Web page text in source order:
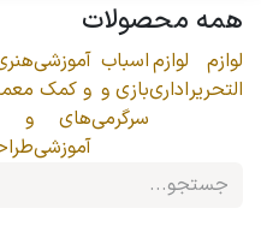
همه محصولات
لوازم
التحریر
لوازم
اداری
اسباب
بازی و
سرگرمی
آموزشی
و کمک
های
آموزشی
و